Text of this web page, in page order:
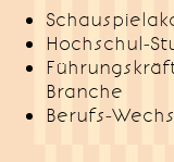
Hochschul-
Branche
Berufs-